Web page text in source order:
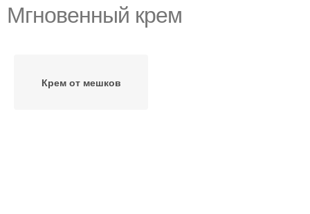
Мгновенный крем
Крем от мешков